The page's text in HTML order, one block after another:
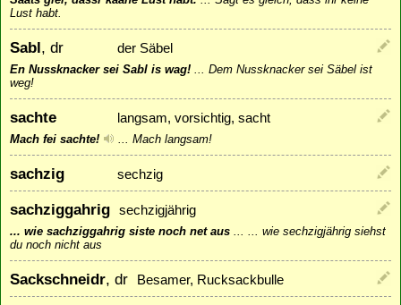
Lust habt.
Sabl, dr der Säbel
En Nussknacker sei Sabl is wag! ... Dem Nussknacker sei Säbel ist
weg!
sachte langsam, vorsichtig, sacht
Mach fei sachte! ... Mach langsam!
sachzig sechzig
sachziggahrig sechzigjährig
... wie sachziggahrig siste noch net aus ... ... wie sechzigjährig siehst
du noch nicht aus
Sackschneidr, dr Besamer, Rucksackbulle